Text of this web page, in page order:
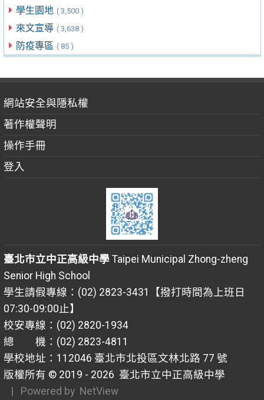
學生園地 ( 3,500 )
來文宣導 ( 3,638 )
防疫專區 ( 85 )
網站安全與隱私權
著作權聲明
操作手冊
登入
臺北市立中正高級中學Taipei Municipal Zhong-zheng
Senior High School
學生請假專線：(02) 2823-3431【撥打時間為上班日
07:30-09:00止】
校安專線：(02) 2820-1934
總 機：(02) 2823-4811
學校地址：112046 臺北市北投區文林北路 77 號
版權所有 © 2019 - 2026 臺北市立中正高級中學
| Powered by NetView